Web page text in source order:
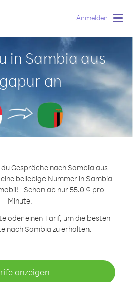
Anmelden
in Sambia aus
an
Gespräche nach Sambia aus
beliebige Nummer in Sambia
- Schon ab nur 55.0 ¢ pro
Minute.
oder einen Tarif, um die besten
nach Sambia zu erhalten.
anzeigen